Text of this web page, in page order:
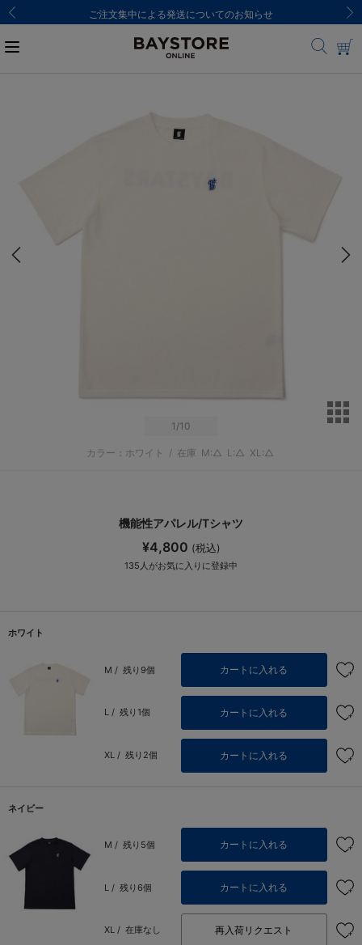
ご注文集中による発送についてのお知らせ
1 /10
カラー：ホワイト / 在庫 M:△ L:△ XL:△
機能性アパレル/Tシャツ
¥4,800 (税込)
135 人がお気に入りに登録中
ホワイト
M / 残り9個 カートに入れる
L / 残り1個 カートに入れる
XL / 残り2個 カートに入れる
ネイビー
M / 残り5個 カートに入れる
L / 残り6個 カートに入れる
XL / 在庫なし 再入荷リクエスト